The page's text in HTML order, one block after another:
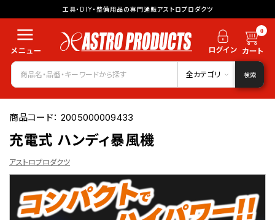
工具・DIY・整備用品の専門通販アストロプロダクツ
0
全カテゴリ 検索
商品コード：2005000009433
充電式 ハンディ暴風機
アストロプロダクツ